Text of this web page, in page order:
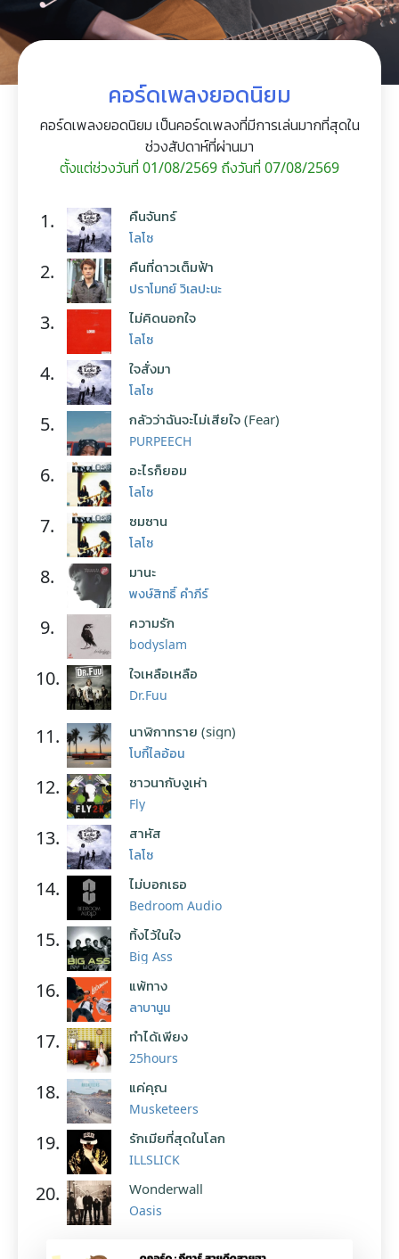
คอร์ดเพลงยอดนิยม
คอร์ดเพลงยอดนิยม เป็นคอร์ดเพลงที่มีการเล่นมากที่สุดใน
ช่วงสัปดาห์ที่ผ่านมา
ตั้งแต่ช่วงวันที่ 01/08/2569 ถึงวันที่ 07/08/2569
1. คืนจันทร์
โลโซ
2. คืนที่ดาวเต็มฟ้า
ปราโมทย์ วิเลปะนะ
3. ไม่คิดนอกใจ
โลโซ
4. ใจสั่งมา
โลโซ
5. กลัวว่าฉันจะไม่เสียใจ (Fear)
PURPEECH
6. อะไรก็ยอม
โลโซ
7. ซมซาน
โลโซ
8. มานะ
พงษ์สิทธิ์ คำภีร์
9. ความรัก
bodyslam
10. ใจเหลือเหลือ
Dr.Fuu
11. นาฬิกาทราย (sign)
โบกี้ไลอ้อน
12. ชาวนากับงูเห่า
Fly
13. สาหัส
โลโซ
14. ไม่บอกเธอ
Bedroom Audio
15. ทิ้งไว้ในใจ
Big Ass
16. แพ้ทาง
ลาบานูน
17. ทำได้เพียง
25hours
18. แค่คุณ
Musketeers
19. รักเมียที่สุดในโลก
ILLSLICK
20. Wonderwall
Oasis